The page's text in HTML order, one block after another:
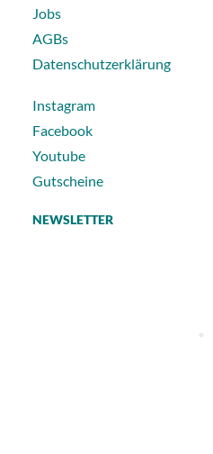
Jobs
AGBs
Datenschutzerklärung
Instagram
Facebook
Youtube
Gutscheine
NEWSLETTER